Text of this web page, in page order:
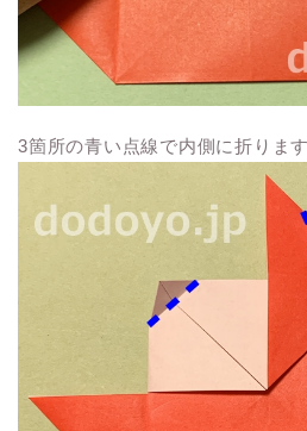
3箇所の青い点線で内側に折ります